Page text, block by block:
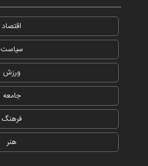
اقتصاد
سیاست
ورزش
جامعه
فرهنگ
هنر